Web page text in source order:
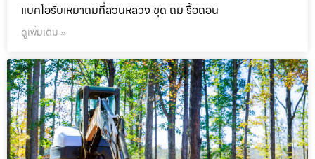
แบคโฮรับเหมาถมที่สวนหลวง ขุด ถม รื้อถอน
ดูเพิ่มเติม »